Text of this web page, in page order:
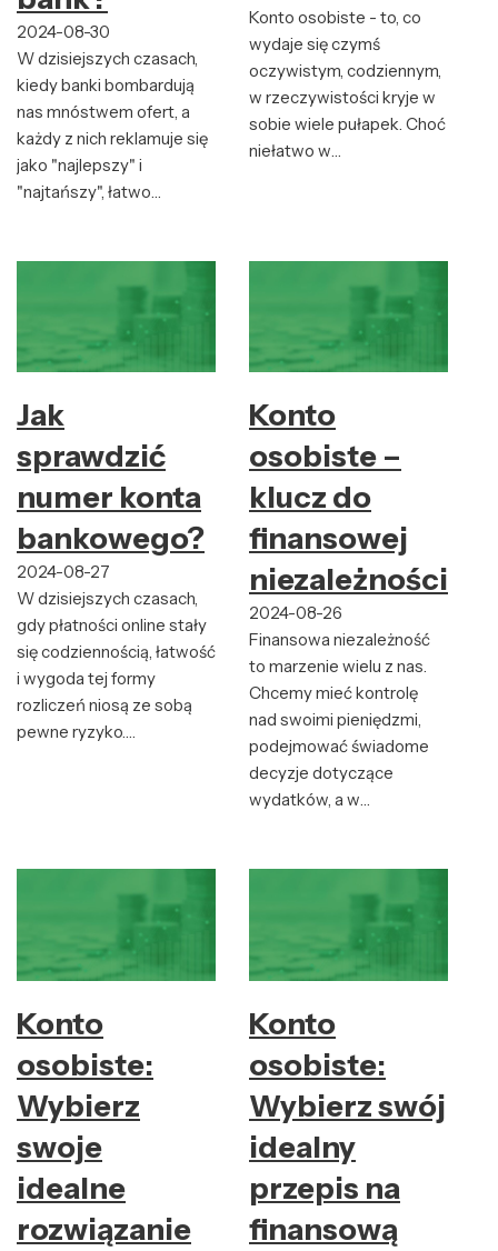
2024-08-30
W dzisiejszych czasach,
kiedy banki bombardują
nas mnóstwem ofert, a
każdy z nich reklamuje się
jako "najlepszy" i
"najtańszy", łatwo…
Konto osobiste - to, co
wydaje się czymś
oczywistym, codziennym,
w rzeczywistości kryje w
sobie wiele pułapek. Choć
niełatwo w…
Jak
sprawdzić
numer konta
bankowego?
2024-08-27
W dzisiejszych czasach,
gdy płatności online stały
się codziennością, łatwość
i wygoda tej formy
rozliczeń niosą ze sobą
pewne ryzyko.…
Konto
osobiste –
klucz do
finansowej
niezależności
2024-08-26
Finansowa niezależność
to marzenie wielu z nas.
Chcemy mieć kontrolę
nad swoimi pieniędzmi,
podejmować świadome
decyzje dotyczące
wydatków, a w…
Konto
osobiste:
Wybierz
swoje
idealne
rozwiązanie
Konto
osobiste:
Wybierz swój
idealny
przepis na
finansową